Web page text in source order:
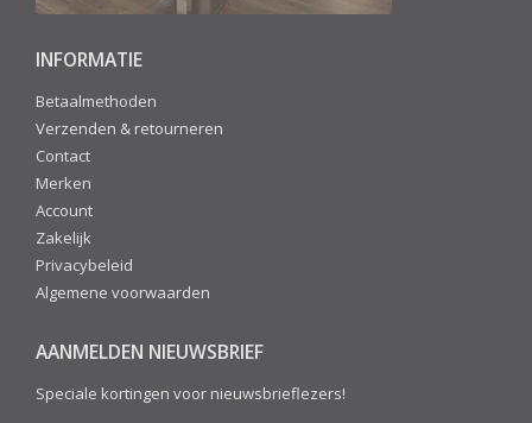
INFORMATIE
Betaalmethoden
Verzenden & retourneren
Contact
Merken
Account
Zakelijk
Privacybeleid
Algemene voorwaarden
AANMELDEN NIEUWSBRIEF
Speciale kortingen voor nieuwsbrieflezers!